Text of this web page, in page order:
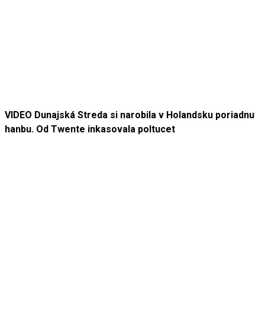
VIDEO Dunajská Streda si narobila v Holandsku poriadnu
hanbu. Od Twente inkasovala poltucet